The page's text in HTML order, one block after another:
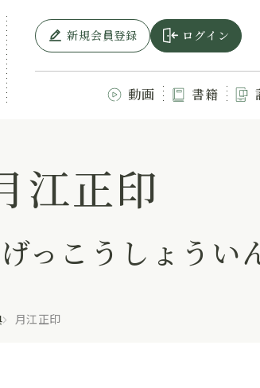
新規会員登録 ログイン
動画 書籍
江正印
げっこうしょうい
月江正印